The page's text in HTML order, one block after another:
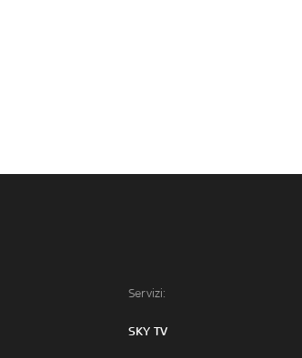
Servizi:
SKY TV